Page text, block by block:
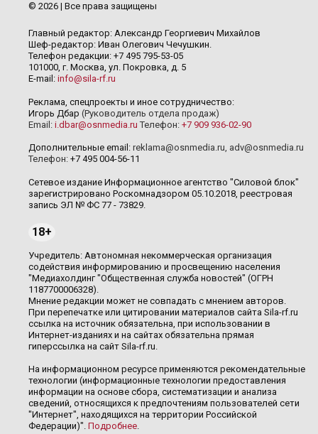
© 2026 | Все права защищены
Главный редактор: Александр Георгиевич Михайлов
Шеф-редактор: Иван Олегович Чечушкин.
Телефон редакции: +7 495 795-53-05
101000, г. Москва, ул. Покровка, д. 5
E-mail: info@sila-rf.ru
Реклама, спецпроекты и иное сотрудничество:
Игорь Дбар (Руководитель отдела продаж)
Email: i.dbar@osnmedia.ru Телефон: +7 909 936-02-90
Дополнительные email: reklama@osnmedia.ru, adv@osnmedia.ru
Телефон: +7 495 004-56-11
Сетевое издание Информационное агентство "Силовой блок"
зарегистрировано Роскомнадзором 05.10.2018, реестровая
запись ЭЛ № ФС 77 - 73829.
18+
Учредитель: Автономная некоммерческая организация
содействия информированию и просвещению населения
"Медиахолдинг "Общественная служба новостей" (ОГРН
1187700006328).
Мнение редакции может не совпадать с мнением авторов.
При перепечатке или цитировании материалов сайта Sila-rf.ru
ссылка на источник обязательна, при использовании в
Интернет-изданиях и на сайтах обязательна прямая
гиперссылка на сайт Sila-rf.ru.
На информационном ресурсе применяются рекомендательные
технологии (информационные технологии предоставления
информации на основе сбора, систематизации и анализа
сведений, относящихся к предпочтениям пользователей сети
"Интернет", находящихся на территории Российской
Федерации)". Подробнее.